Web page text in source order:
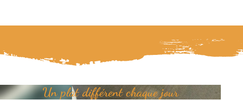
Un plat différent chaque jour